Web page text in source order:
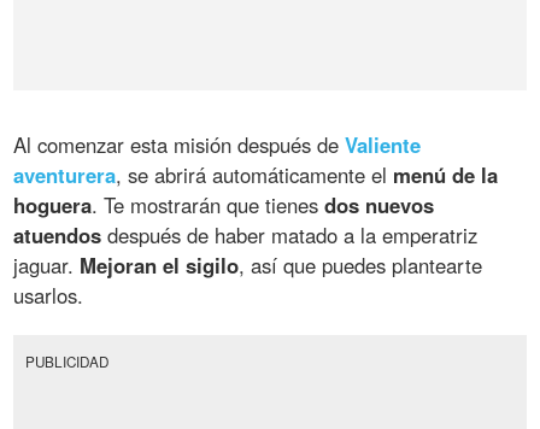
Al comenzar esta misión después deValiente
aventurera, se abrirá automáticamente el menú de la
hoguera. Te mostrarán que tienesdos nuevos
atuendos después de haber matado a la emperatriz
jaguar. Mejoran el sigilo, así que puedes plantearte
usarlos.
PUBLICIDAD